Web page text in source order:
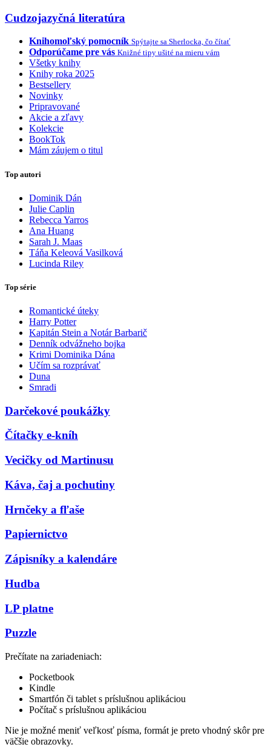
Cudzojazyčná literatúra
Knihomoľský pomocník Spýtajte sa Sherlocka, čo čítať
Odporúčame pre vás Knižné tipy ušité na mieru vám
Všetky knihy
Knihy roka 2025
Bestsellery
Novinky
Pripravované
Akcie a zľavy
Kolekcie
BookTok
Mám záujem o titul
Top autori
Dominik Dán
Julie Caplin
Rebecca Yarros
Ana Huang
Sarah J. Maas
Táňa Keleová Vasilková
Lucinda Riley
Top série
Romantické úteky
Harry Potter
Kapitán Stein a Notár Barbarič
Denník odvážneho bojka
Krimi Dominika Dána
Učím sa rozprávať
Duna
Smradi
Darčekové poukážky
Čítačky e-kníh
Vecičky od Martinusu
Káva, čaj a pochutiny
Hrnčeky a fľaše
Papiernictvo
Zápisníky a kalendáre
Hudba
LP platne
Puzzle
Prečítate na zariadeniach:
Pocketbook
Kindle
Smartfón či tablet s príslušnou aplikáciou
Počítač s príslušnou aplikáciou
Nie je možné meniť veľkosť písma, formát je preto vhodný skôr pre
väčšie obrazovky.